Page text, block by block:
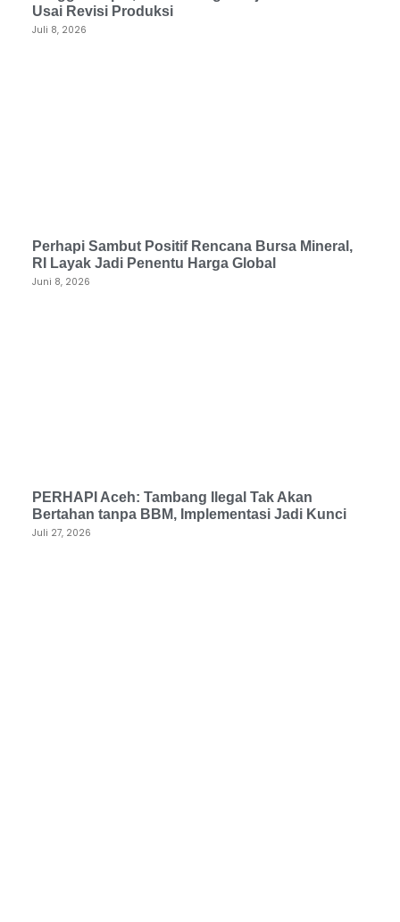
Usai Revisi Produksi
Juli 8, 2026
Perhapi Sambut Positif Rencana Bursa Mineral,
RI Layak Jadi Penentu Harga Global
Juni 8, 2026
PERHAPI Aceh: Tambang Ilegal Tak Akan
Bertahan tanpa BBM, Implementasi Jadi Kunci
Juli 27, 2026